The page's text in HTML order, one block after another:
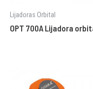
Lijadoras Orbital
OPT 700A Lijadora